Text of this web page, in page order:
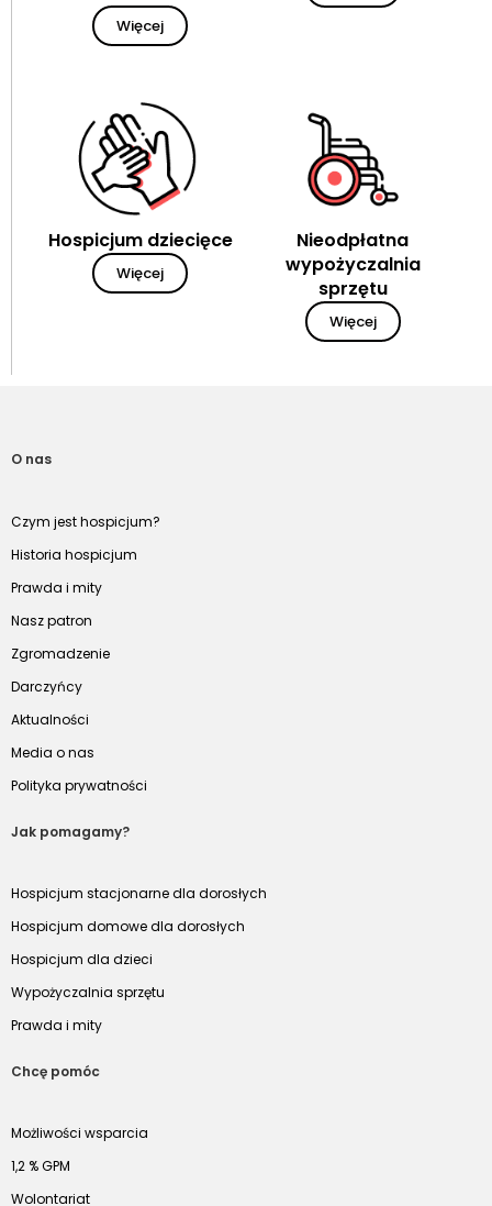
Więcej
Hospicjum dziecięce
Więcej
Nieodpłatna
wypożyczalnia
sprzętu
Więcej
O nas
Czym jest hospicjum?
Historia hospicjum
Prawda i mity
Nasz patron
Zgromadzenie
Darczyńcy
Aktualności
Media o nas
Polityka prywatności
Jak pomagamy?
Hospicjum stacjonarne dla dorosłych
Hospicjum domowe dla dorosłych
Hospicjum dla dzieci
Wypożyczalnia sprzętu
Prawda i mity
Chcę pomóc
Możliwości wsparcia
1,2 % GPM
Wolontariat